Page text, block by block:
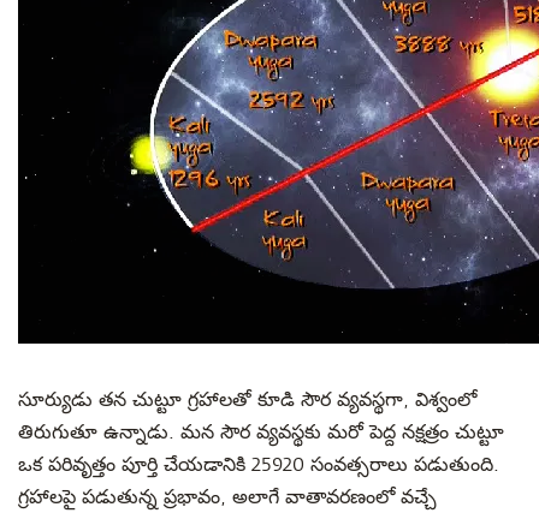
సూర్యుడు తన చుట్టూ గ్రహాలతో కూడి సౌర వ్యవస్థగా, విశ్వంలో
తిరుగుతూ ఉన్నాడు. మన సౌర వ్యవస్థకు మరో పెద్ద నక్షత్రం చుట్టూ
ఒక పరివృత్తం పూర్తి చేయడానికి 25920 సంవత్సరాలు పడుతుంది.
గ్రహాలపై పడుతున్న ప్రభావం, అలాగే వాతావరణంలో వచ్చే